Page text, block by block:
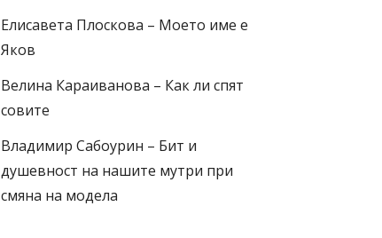
Елисавета Плоскова – Моето име е
Яков
Велина Караиванова – Как ли спят
совите
Владимир Сабоурин – Бит и
душевност на нашите мутри при
смяна на модела